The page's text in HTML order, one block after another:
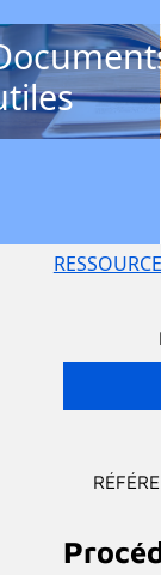
Fil
Menu